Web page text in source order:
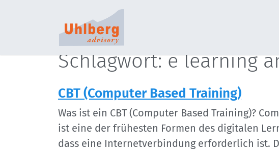
Schlagwort: e learning
CBT (Computer Based Training)
Was ist ein CBT (Computer Based Training)?
ist eine der frühesten Formen des digitalen
dass eine Internetverbindung erforderlich ist.